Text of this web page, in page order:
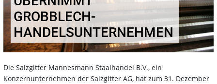
GROBBLECH-
HANDELSUNTERNEHMEN
Die Salzgitter Mannesmann Staalhandel B.V., ein
Konzernunternehmen der Salzgitter AG, hat zum 31. Dezember